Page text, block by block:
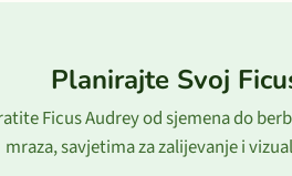
Planirajte Svoj
Ficus Audrey od sjemena do
mraza, savjetima za zalijevanje i